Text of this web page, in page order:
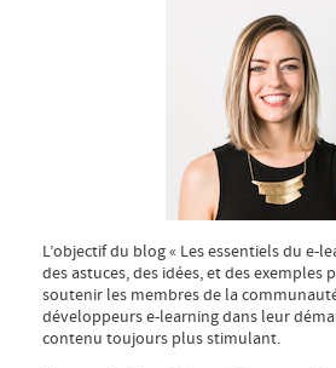
L’objectif du blog « Les essentiels du e-
des astuces, des idées, et des exemples
soutenir les membres de la
développeurs e-learning dans leur
contenu toujours plus stimulant.